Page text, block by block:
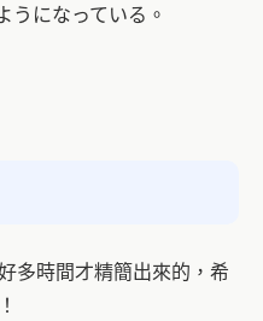
うになっている。
多時間才精簡出來的，希